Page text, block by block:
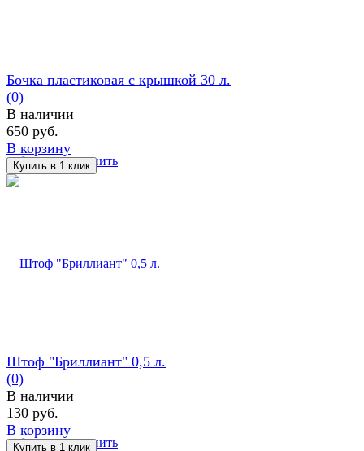
избранное сравнить
Бочка пластиковая с крышкой 30 л.
(0)
В наличии
650 руб.
В корзину
избранное сравнить
Штоф "Бриллиант" 0,5 л.
(0)
В наличии
130 руб.
В корзину